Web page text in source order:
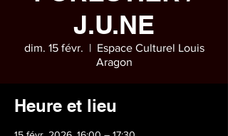
J.U.NE
dim. 15 févr.
  |
Espace Culturel Louis
Aragon
Heure et lieu